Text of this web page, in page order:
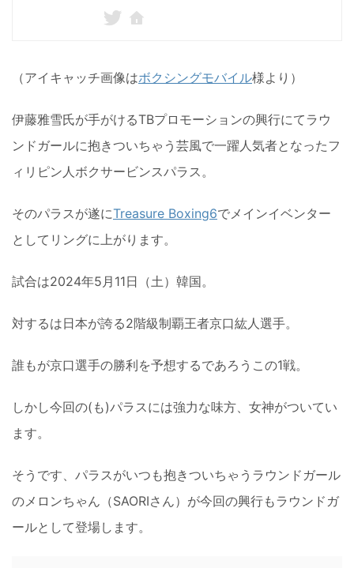
（アイキャッチ画像はボクシングモバイル様より）
伊藤雅雪氏が手がけるTBプロモーションの興行にてラウ
ンドガールに抱きついちゃう芸風で一躍人気者となったフ
ィリピン人ボクサービンスパラス。
そのパラスが遂にTreasure Boxing6でメインイベンター
としてリングに上がります。
試合は2024年5月11日（土）韓国。
対するは日本が誇る2階級制覇王者京口紘人選手。
誰もが京口選手の勝利を予想するであろうこの1戦。
しかし今回の(も)パラスには強力な味方、女神がついてい
ます。
そうです、パラスがいつも抱きついちゃうラウンドガール
のメロンちゃん（SAORIさん）が今回の興行もラウンドガ
ールとして登場します。